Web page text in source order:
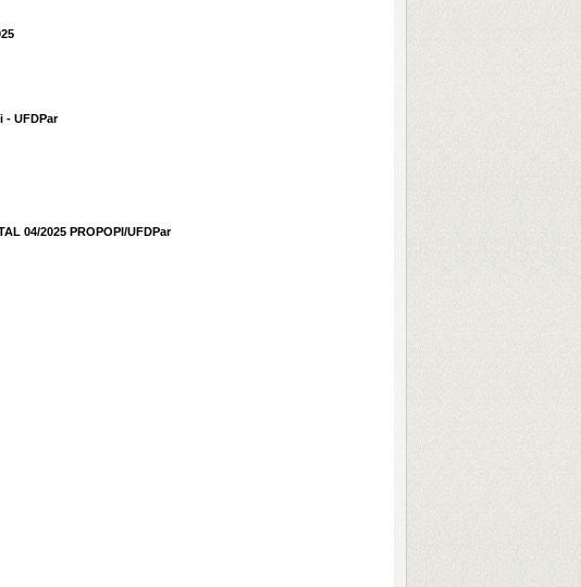
- UFDPar
04/2025 PROPOPI/UFDPar